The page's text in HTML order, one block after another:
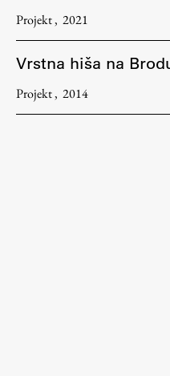
Projekt 2021
Vrstna hiša na
Projekt 2014